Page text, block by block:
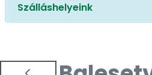
Szálláshelyeink